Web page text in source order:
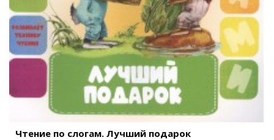
Чтение по слогам. Лучший подарок